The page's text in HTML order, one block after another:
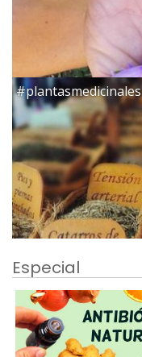
#plantasmedicinales
Especial